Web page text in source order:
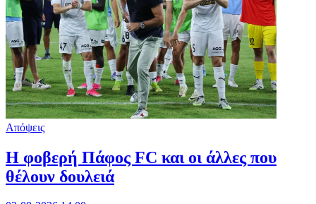
Απόψεις
Η φοβερή Πάφος FC και οι άλλες που
θέλουν δουλειά